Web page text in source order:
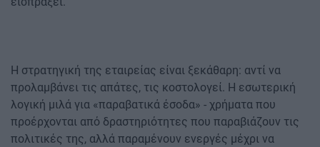
Η στρατηγική της εταιρείας είναι ξεκάθαρη: αντί να
προλαμβάνει τις απάτες, τις κοστολογεί. Η εσωτερική
λογική μιλά για «παραβατικά έσοδα» - χρήματα που
προέρχονται από δραστηριότητες που παραβιάζουν τις
πολιτικές της, αλλά παραμένουν ενεργές μέχρι να